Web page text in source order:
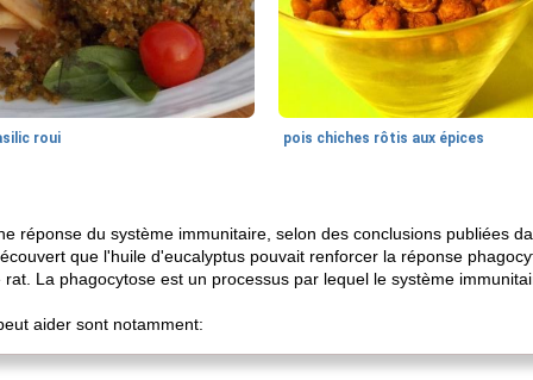
roui pois chiches rôtis aux épices
réponse du système immunitaire, selon des conclusions publiées
que l'huile d'eucalyptus pouvait renforcer la réponse
La phagocytose est un processus par lequel le système
aider sont notamment: